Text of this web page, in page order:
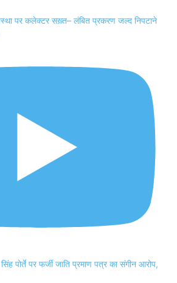
पर कलेक्टर सख़्त– लंबित प्रकरण जल्द निपटाने
पोर्ते पर फर्जी जाति प्रमाण पत्र का संगीन आरोप,